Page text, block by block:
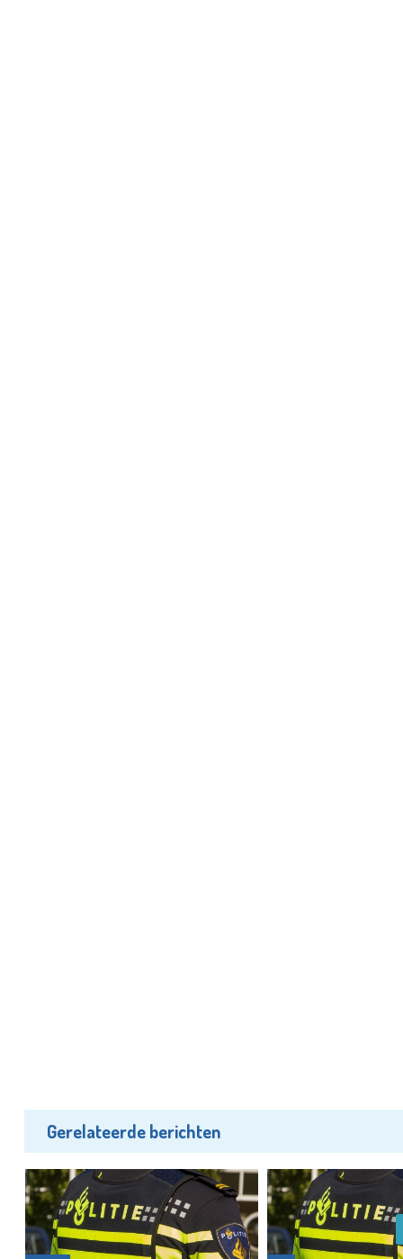
Gerelateerde berichten